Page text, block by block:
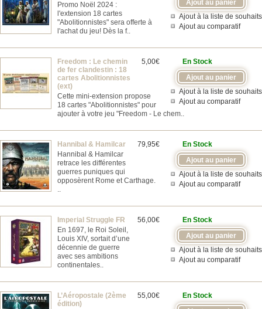
Ajout à la liste de souhaits
Ajout au comparatif
Promo Noël 2024 :
l'extension 18 cartes
"Abolitionnistes" sera offerte à
l'achat du jeu! Dès la f..
En Stock
Ajout à la liste de souhaits
Ajout au comparatif
5,00€
Freedom : Le chemin
de fer clandestin : 18
cartes Abolitionnistes
(ext)
Cette mini-extension propose
18 cartes "Abolitionnistes" pour
ajouter à votre jeu "Freedom - Le chem..
En Stock
Ajout à la liste de souhaits
Ajout au comparatif
79,95€
Hannibal & Hamilcar
Hannibal & Hamilcar
retrace les différentes
guerres puniques qui
opposèrent Rome et Carthage.
..
En Stock
Ajout à la liste de souhaits
Ajout au comparatif
56,00€
Imperial Struggle FR
En 1697, le Roi Soleil,
Louis XIV, sortait d’une
décennie de guerre
avec ses ambitions
continentales..
En Stock
55,00€
L’Aéropostale (2ème
édition)